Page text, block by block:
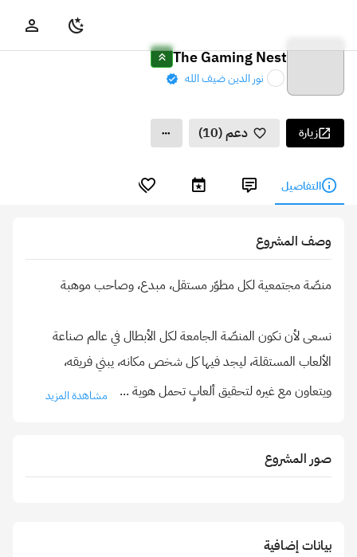
The Gaming Nest
نور الدين ضيف الله
زيارة دعم (10)
التفاصيل
وصف المشروع
نسعى لأن نكون المنصّة الجامعة لكل الأبطال في عالم صناعة
الألعاب المستقلة، ليجد فيها كل شخص مكانه، يبني فريقه،
ويتعاون مع غيره لتحقيق ألعابٍ تحمل هوية ... مشاهدة المزيد
صور المشروع
بيانات إضافية